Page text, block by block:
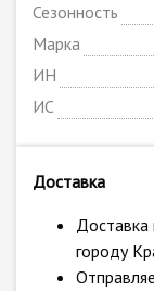
Сезонность
Марка
ИН
ИС
Доставка
Доставка
городу